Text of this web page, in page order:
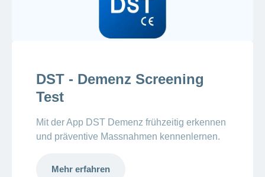
DST - Demenz Screening
Test
Mit der App DST Demenz frühzeitig erkennen
und präventive Massnahmen kennenlernen.
Mehr erfahren